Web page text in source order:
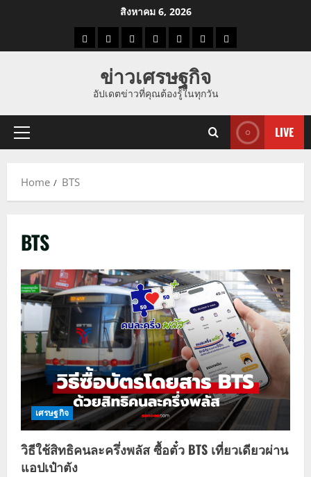
สิงหาคม 6, 2026
ราคาแนว
ราคา
ทอง
ข่าว
นี้
ข่าว
ดูด
ที่
ผู้ชาย
ข่าวเศรษฐกิจ
อัปเดตข่าวที่คุณต้องรู้ในทุกวัน
Primary
LIVE
Home BTS
BTS
เศรษฐกิจ
วิธีใช้สิทธิคนละครึ่งพลัส ซื้อตั๋ว BTS เที่ยวเดียวผ่าน
แอปเป๋าตัง